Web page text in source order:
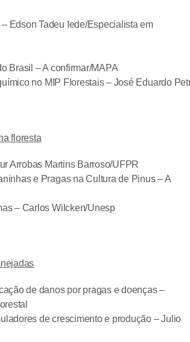
Edson Tadeu Iede/Especialista em
Brasil – A confirmar/MAPA
no MIP Florestais – José Eduardo
floresta
Arrobas Martins Barroso/UFPR
e Pragas na Cultura de Pinus – A
– Carlos Wilcken/Unesp
de danos por pragas e doenças –
de crescimento e produção – Julio